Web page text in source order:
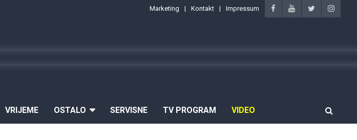
Marketing Kontakt Impressum
VRIJEME OSTALO SERVISNE TV PROGRAM VIDEO